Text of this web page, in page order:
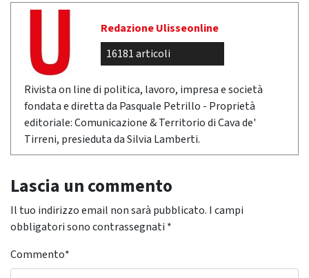
Redazione Ulisseonline
16181 articoli
Rivista on line di politica, lavoro, impresa e società
fondata e diretta da Pasquale Petrillo - Proprietà
editoriale: Comunicazione & Territorio di Cava de'
Tirreni, presieduta da Silvia Lamberti.
Lascia un commento
Il tuo indirizzo email non sarà pubblicato. I campi
obbligatori sono contrassegnati *
Commento*